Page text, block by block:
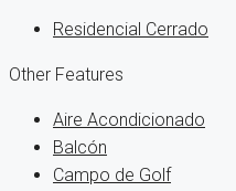
Residencial Cerrado
Other Features
Aire Acondicionado
Balcón
Campo de Golf